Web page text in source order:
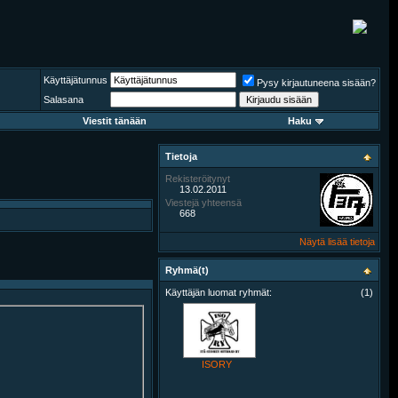
Käyttäjätunnus
Pysy kirjautuneena sisään?
Salasana
Viestit tänään Haku
Tietoja
Rekisteröitynyt
13.02.2011
Viestejä yhteensä
668
Näytä lisää tietoja
Ryhmä(t)
(1)
Käyttäjän luomat ryhmät:
ISORY